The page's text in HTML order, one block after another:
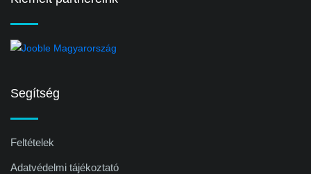
Segítség
Feltételek
Adatvédelmi tájékoztató